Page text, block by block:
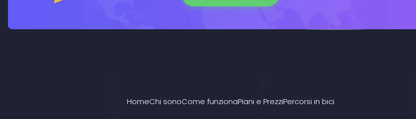
HomeChi sonoCome funzionaPiani e PrezziPercorsi in bici